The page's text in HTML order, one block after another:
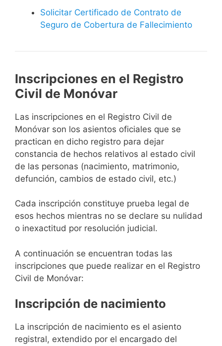
Solicitar Certificado de Contrato de
Seguro de Cobertura de Fallecimiento
Inscripciones en el Registro
Civil de Monóvar
Las inscripciones en el Registro Civil de
Monóvar son los asientos oficiales que se
practican en dicho registro para dejar
constancia de hechos relativos al estado civil
de las personas (nacimiento, matrimonio,
defunción, cambios de estado civil, etc.)
Cada inscripción constituye prueba legal de
esos hechos mientras no se declare su nulidad
o inexactitud por resolución judicial.
A continuación se encuentran todas las
inscripciones que puede realizar en el Registro
Civil de Monóvar:
Inscripción de nacimiento
La inscripción de nacimiento es el asiento
registral, extendido por el encargado del